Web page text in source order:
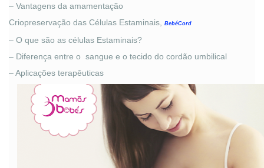
– Vantagens da amamentação
Criopreservação das Células Estaminais,
BebéCord
– O que são as células Estaminais?
– Diferença entre o sangue e o tecido do cordão umbilical
– Aplicações terapêuticas